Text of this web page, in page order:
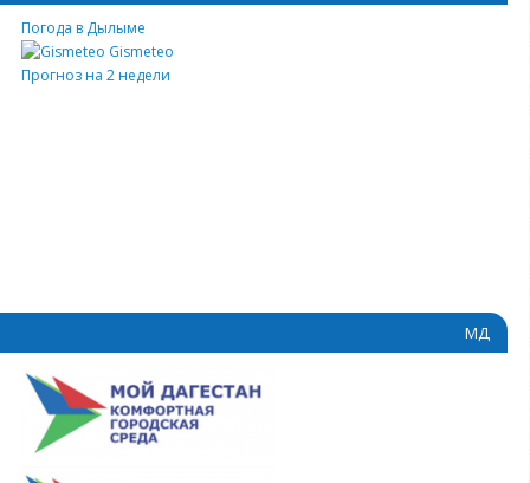
Погода в Дылыме
Gismeteo
Прогноз на 2 недели
МД